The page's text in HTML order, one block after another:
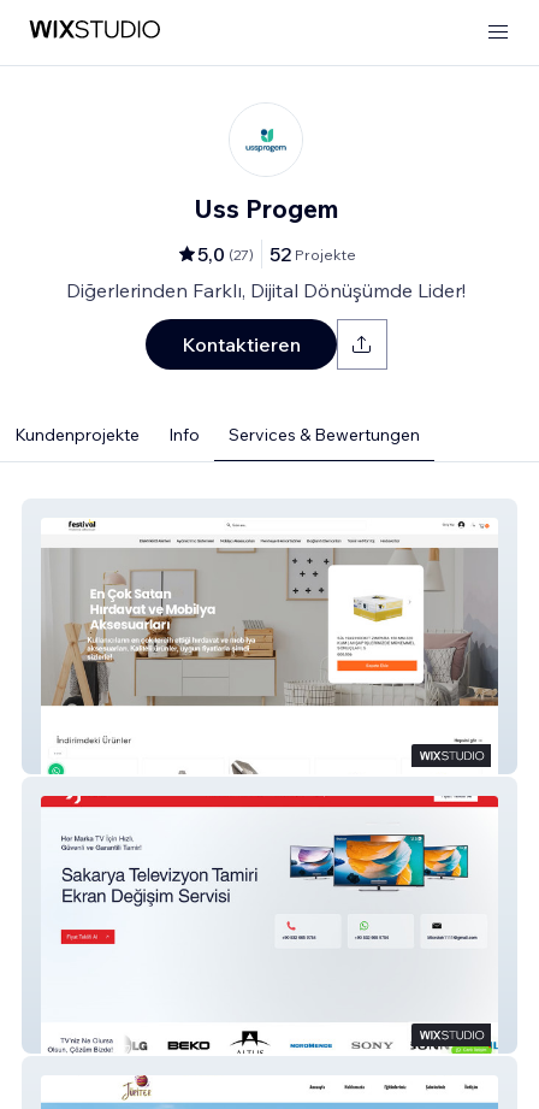
Uss Progem
5,0 (27) 52 Projekte
Diğerlerinden Farklı, Dijital Dönüşümde Lider!
Kontaktieren
Kundenprojekte Info Services & Bewertungen
Festival Mobilya Aksesuar
Microtek Elektronik